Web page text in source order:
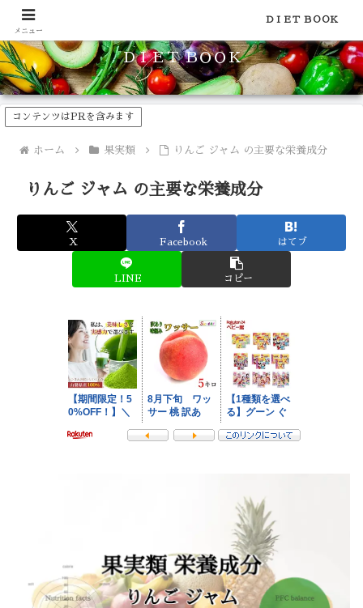
食品のカロリーや糖質などの栄養素がわかる！健康やダイエットに
ＤＩＥＴ ＢＯＯＫ
コンテンツはPRを含みます
ホーム 果実類 りんご ジャム の主要な栄養成分
りんご ジャム の主要な栄養成分
X Facebook はてブ
LINE コピー
メニュー
ＤＩＥＴ ＢＯＯＫ